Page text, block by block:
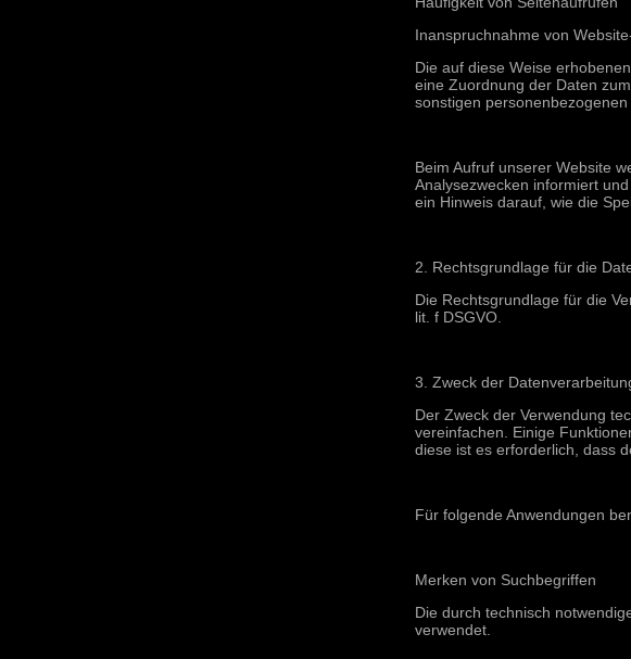
Inanspruchnahme von
Die auf diese Weise
eine Zuordnung der Daten
sonstigen
Beim Aufruf unserer Website
Analysezwecken informiert
ein Hinweis darauf, wie die
2. Rechtsgrundlage für die
Die Rechtsgrundlage für die
lit. f DSGVO.
3. Zweck der
Der Zweck der Verwendung
vereinfachen. Einige
diese ist es erforderlich, dass
Für folgende Anwendungen
Merken von Suchbegriffen
Die durch technisch
verwendet.